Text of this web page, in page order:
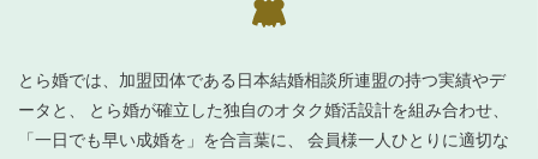
とら婚では、加盟団体である日本結婚相談所連盟の持つ実績やデ
ータと、 とら婚が確立した独自のオタク婚活設計を組み合わせ、
「一日でも早い成婚を」を合言葉に、 会員様一人ひとりに適切な